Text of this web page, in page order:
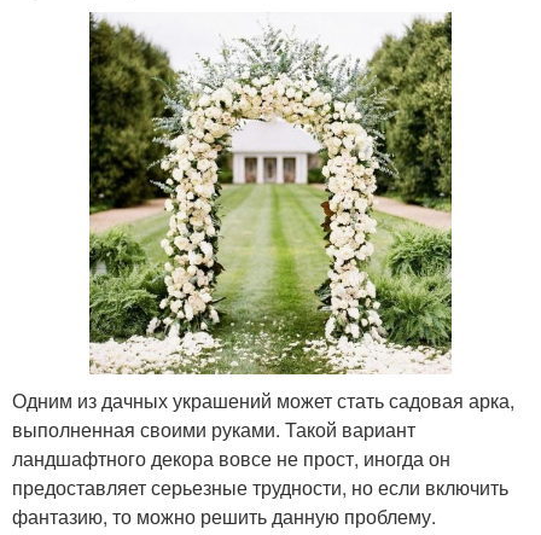
Одним из дачных украшений может стать садовая арка,
выполненная своими руками. Такой вариант
ландшафтного декора вовсе не прост, иногда он
предоставляет серьезные трудности, но если включить
фантазию, то можно решить данную проблему.